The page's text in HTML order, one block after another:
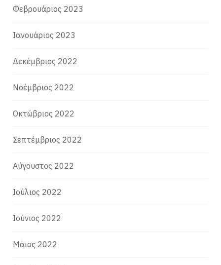
Φεβρουάριος 2023
Ιανουάριος 2023
Δεκέμβριος 2022
Νοέμβριος 2022
Οκτώβριος 2022
Σεπτέμβριος 2022
Αύγουστος 2022
Ιούλιος 2022
Ιούνιος 2022
Μάιος 2022